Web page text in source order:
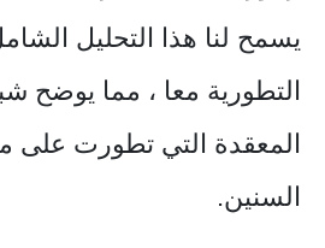
يسمح لنا هذا التحليل
التطورية معا ، مما يوضح
المعقدة التي تطورت على
السنين.